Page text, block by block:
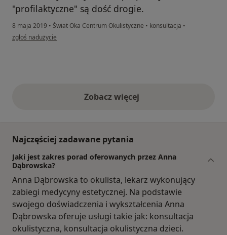
"profilaktyczne" są dość drogie.
8 maja 2019 • Świat Oka Centrum Okulistyczne • konsultacja •
w opinii użytkownika Monika
zgłoś nadużycie
Zobacz więcejopinie powyżej
Najczęściej zadawane pytania
Jaki jest zakres porad oferowanych przez Anna
Dąbrowska?
Anna Dąbrowska to okulista, lekarz wykonujący
zabiegi medycyny estetycznej. Na podstawie
swojego doświadczenia i wykształcenia Anna
Dąbrowska oferuje usługi takie jak: konsultacja
okulistyczna, konsultacja okulistyczna dzieci.